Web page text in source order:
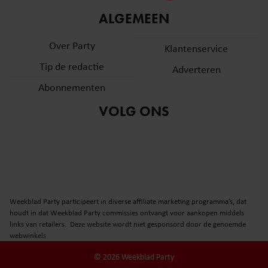
partners voor social media, adverteren en analyse. Deze
informatie die u aan ze heeft verstrekt of die ze hebben
verzameld op basis van uw gebruik van hun services. U
gebruiken.
ALGEMEEN
Over Party
Tip de redactie
Abonnementen
Klantenservice
Adverteren
VOLG ONS
Weekblad Party participeert in diverse affiliate marketing programma’s, dat
houdt in dat Weekblad Party commissies ontvangt voor aankopen middels
links van retailers. Deze website wordt niet gesponsord door de genoemde
webwinkels.
© 2026 Weekblad Party